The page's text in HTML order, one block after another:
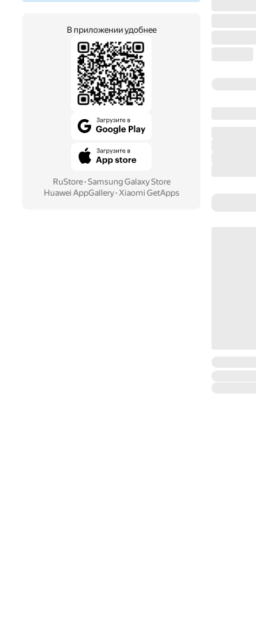
В приложении удобнее
RuStore· Samsung Galaxy Store
Huawei AppGallery· Xiaomi GetApps